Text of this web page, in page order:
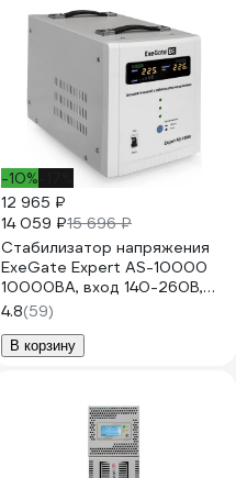
-10%
12 965 ₽
14 059 ₽15 696 ₽
Стабилизатор напряжения
ExeGate Expert AS-10000
10000ВА, вход 140-260В,
цветной дисплей, выход
220В-8%, КПД 98%, 5
уровней защиты, задержка,
4.8(59)
В корзину